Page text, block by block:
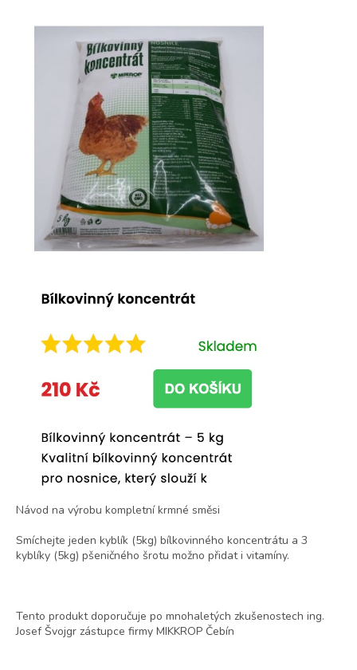
Návod na výrobu kompletní krmné směsi
Smíchejte jeden kyblík (5kg) bílkovinného koncentrátu a 3
kyblíky (5kg) pšeničného šrotu možno přidat i vitamíny.
Tento produkt doporučuje po mnohaletých zkušenostech ing.
Josef Švojgr zástupce firmy MIKKROP Čebín